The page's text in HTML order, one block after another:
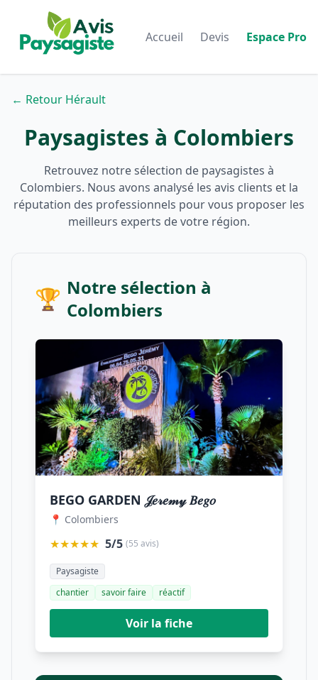
Accueil Devis Espace Pro
← Retour Hérault
Paysagistes à Colombiers
Retrouvez notre sélection de paysagistes à
Colombiers. Nous avons analysé les avis clients et la
réputation des professionnels pour vous proposer les
meilleurs experts de votre région.
🏆 Notre sélection à
Colombiers
BEGO GARDEN 𝒥𝑒𝓇𝑒𝓂𝓎 𝐵𝑒𝑔𝑜
📍 Colombiers
★★★★★ 5/5 (55 avis)
Paysagiste
chantier
savoir faire réactif
Voir la fiche